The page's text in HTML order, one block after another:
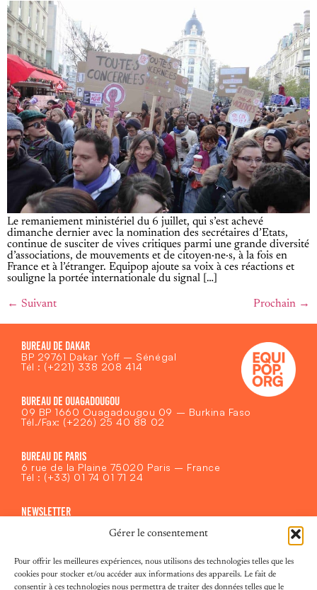
Gérer le consentement
Pour offrir les meilleures expériences, nous utilisons des technologies telles que les
cookies pour stocker et/ou accéder aux informations des appareils. Le fait de
consentir à ces technologies nous permettra de traiter des données telles que le
Le remaniement ministériel du 6 juillet, qui s’est achevé
dimanche dernier avec la nomination des secrétaires d’Etats,
continue de susciter de vives critiques parmi une grande diversité
d’associations, de mouvements et de citoyen·ne·s, à la fois en
France et à l’étranger. Equipop ajoute sa voix à ces réactions et
souligne la portée internationale du signal […]
← Suivant Prochain →
BUREAU DE DAKAR
BP 29761 Dakar Yoff – Sénégal
Tél : (+221) 338 208 414
BUREAU DE OUAGADOUGOU
09 BP 1660 Ouagadougou 09 – Burkina Faso
Tél./Fax: (+226) 25 40 88 02
BUREAU DE PARIS
6 rue de la Plaine 75020 Paris – France
Tél : (+33) 01 74 01 71 24
NEWSLETTER
MENU
Equipop